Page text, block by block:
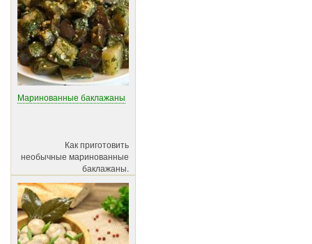
Маринованные баклажаны
Как приготовить
необычные маринованные
баклажаны.